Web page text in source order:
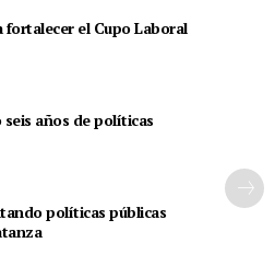
fortalecer el Cupo Laboral
años de políticas
políticas públicas